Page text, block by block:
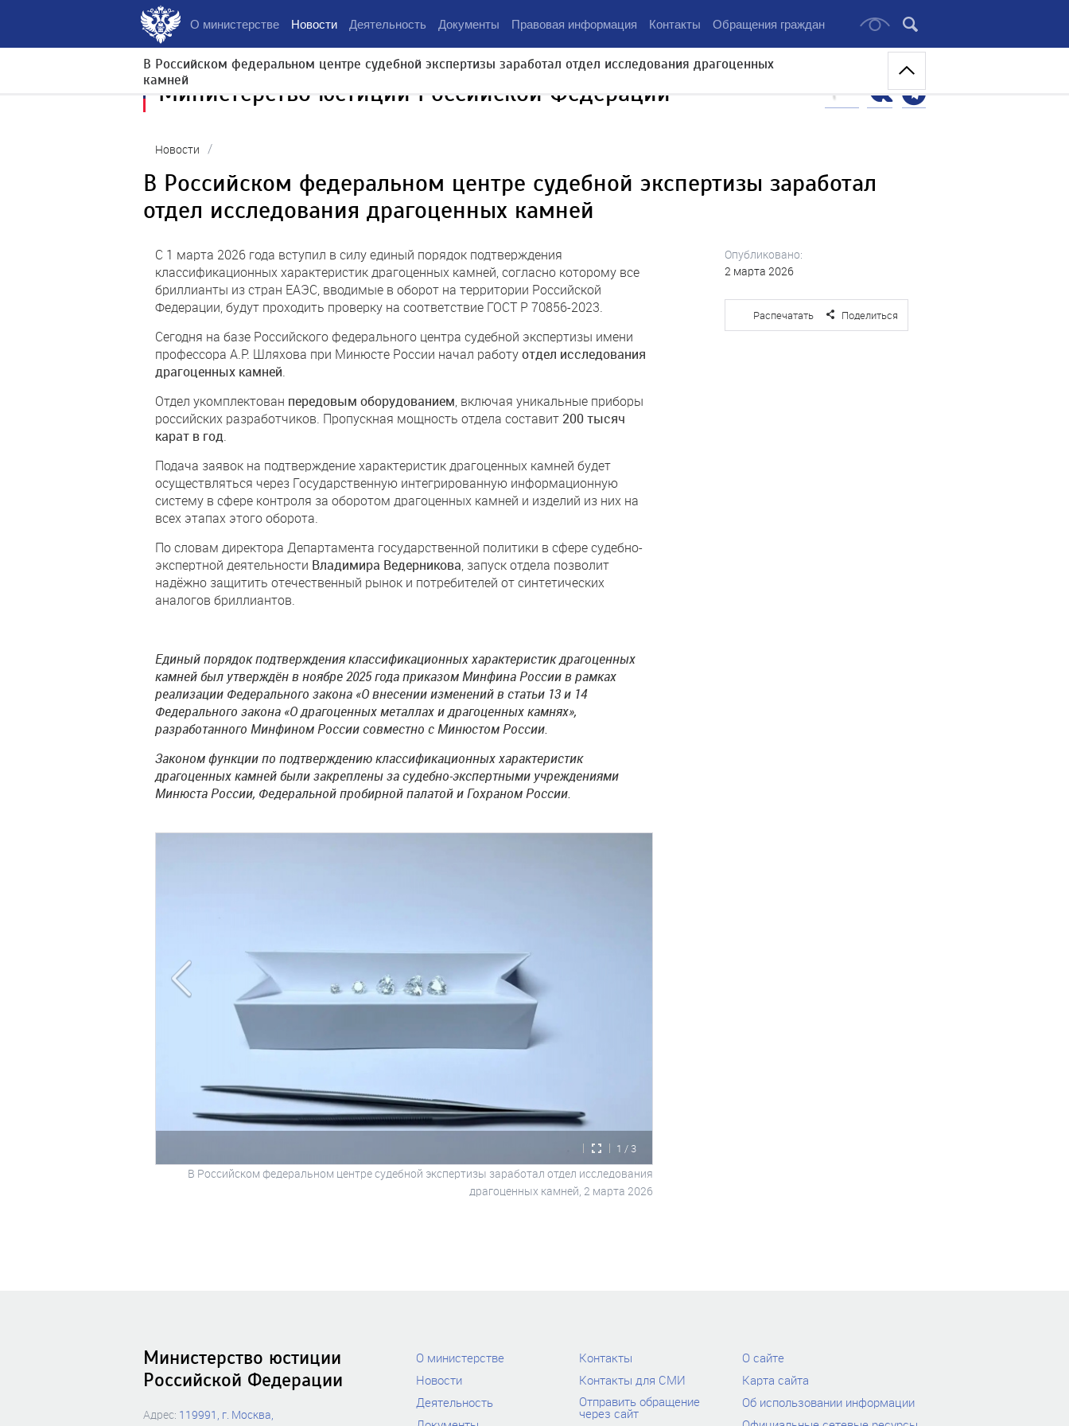
О министерстве Новости Деятельность Документы Правовая информация Контакты Обращения граждан
В Российском федеральном центре судебной экспертизы заработал отдел исследования драгоценных
камней
Министерство юстиции Российской Федерации
Новости /
В Российском федеральном центре судебной экспертизы заработал
отдел исследования драгоценных камней
С 1 марта 2026 года вступил в силу единый порядок подтверждения
классификационных характеристик драгоценных камней, согласно которому все
бриллианты из стран ЕАЭС, вводимые в оборот на территории Российской
Федерации, будут проходить проверку на соответствие ГОСТ Р 70856-2023.
Сегодня на базе Российского федерального центра судебной экспертизы имени
профессора А.Р. Шляхова при Минюсте России начал работуотдел исследования
драгоценных камней
Отдел укомплектован передовым оборудованием , включая уникальные приборы
российских разработчиков. Пропускная мощность отдела составит200 тысяч
карат в год
Подача заявок на подтверждение характеристик драгоценных камней будет
осуществляться через Государственную интегрированную информационную
систему в сфере контроля за оборотом драгоценных камней и изделий из них на
всех этапах этого оборота.
По словам директора Департамента государственной политики в сфере судебно-
экспертной деятельности Владимира Ведерникова , запуск отдела позволит
надёжно защитить отечественный рынок и потребителей от синтетических
аналогов бриллиантов.
Единый порядок подтверждения классификационных характеристик драгоценных
камней был утверждён в ноябре 2025 года приказом Минфина России в рамках
реализации Федерального закона «О внесении изменений в статьи 13 и 14
Федерального закона «О драгоценных металлах и драгоценных камнях»,
разработанного Минфином России совместно с Минюстом России.
Законом функции по подтверждению классификационных характеристик
драгоценных камней были закреплены за судебно-экспертными учреждениями
Минюста России, Федеральной пробирной палатой и Гохраном России.
1 / 3
В Российском федеральном центре судебной экспертизы заработал отдел исследования
драгоценных камней, 2 марта 2026
Опубликовано:
2 марта 2026
Распечатать Поделиться
Министерство юстиции
Российской Федерации
Адрес: 119991, г. Москва,
О министерстве
Новости
Деятельность
Контакты
Контакты для СМИ
Отправить обращение
через сайт
О сайте
Карта сайта
Об использовании информации